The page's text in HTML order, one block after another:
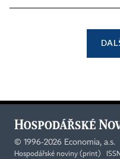
© 1996-2026 Economia, a.s.
Hospodářské noviny (print)